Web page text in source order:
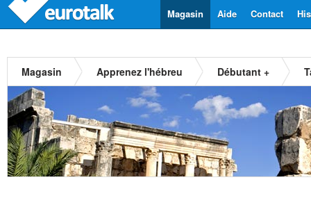
Contact
Aide
Magasin
Magasin Apprenez l'hébreu Débutant +